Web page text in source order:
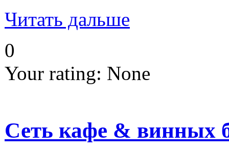
Читать дальше
0
Your rating: None
Сеть кафе & винных